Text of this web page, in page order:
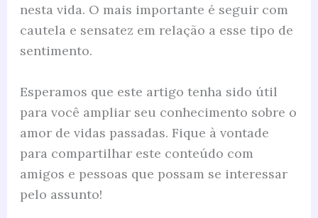
nesta vida. O mais importante é seguir com
cautela e sensatez em relação a esse tipo de
sentimento.
Esperamos que este artigo tenha sido útil
para você ampliar seu conhecimento sobre o
amor de vidas passadas. Fique à vontade
para compartilhar este conteúdo com
amigos e pessoas que possam se interessar
pelo assunto!